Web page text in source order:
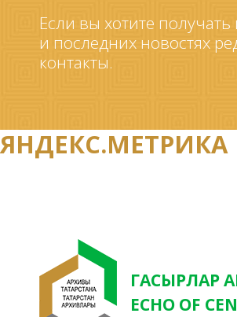
Если вы хотите
и последних новостях
контакты.
ЯНДЕКС.МЕТРИКА
ГАСЫРЛАР
ECHO OF